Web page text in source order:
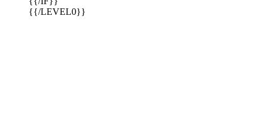
{{/LEVEL0}}